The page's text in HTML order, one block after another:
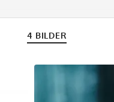
4 BILDER